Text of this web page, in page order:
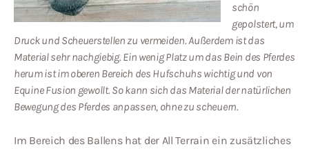
schön
gepolstert, um
Druck und Scheuerstellen zu vermeiden. Außerdem ist das
Material sehr nachgiebig. Ein wenig Platz um das Bein des Pferdes
herum ist im oberen Bereich des Hufschuhs wichtig und von
Equine Fusion gewollt. So kann sich das Material der natürlichen
Bewegung des Pferdes anpassen, ohne zu scheuern.
Im Bereich des Ballens hat der All Terrain ein zusätzliches